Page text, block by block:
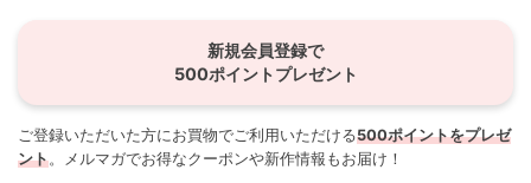
新規会員登録で
500ポイントプレゼント
ご登録いただいた方にお買物でご利用いただける500ポイントをプレゼ
ント。メルマガでお得なクーポンや新作情報もお届け！